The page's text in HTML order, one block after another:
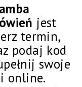
jest
termin,
podaj kod
swoje
online.